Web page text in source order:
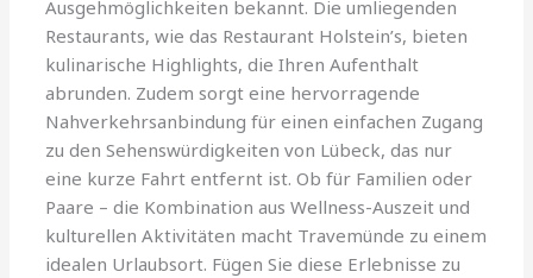
Ausgehmöglichkeiten bekannt. Die umliegenden
Restaurants, wie das Restaurant Holstein’s, bieten
kulinarische Highlights, die Ihren Aufenthalt
abrunden. Zudem sorgt eine hervorragende
Nahverkehrsanbindung für einen einfachen Zugang
zu den Sehenswürdigkeiten von Lübeck, das nur
eine kurze Fahrt entfernt ist. Ob für Familien oder
Paare – die Kombination aus Wellness-Auszeit und
kulturellen Aktivitäten macht Travemünde zu einem
idealen Urlaubsort. Fügen Sie diese Erlebnisse zu